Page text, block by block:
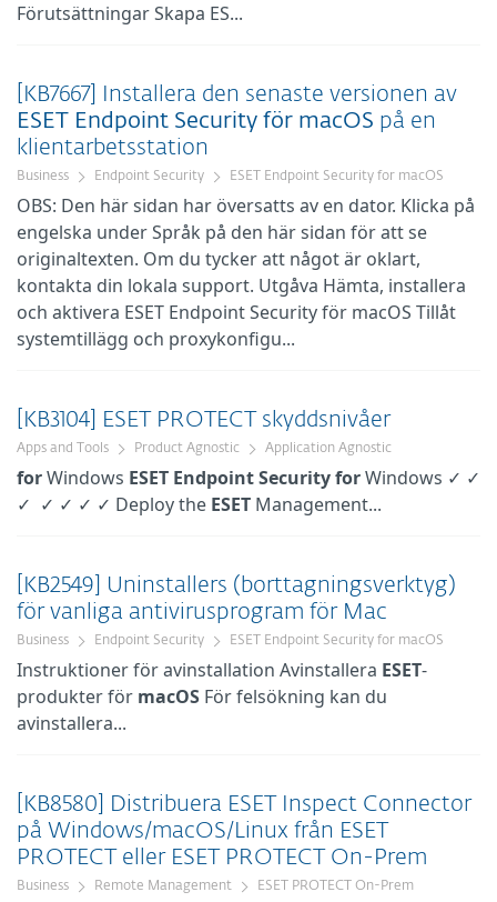
Förutsättningar Skapa ES...
[KB7667] Installera den senaste versionen av
ESET Endpoint Security för macOS på en
klientarbetsstation
Business Endpoint Security ESET Endpoint Security for macOS
OBS: Den här sidan har översatts av en dator. Klicka på
engelska under Språk på den här sidan för att se
originaltexten. Om du tycker att något är oklart,
kontakta din lokala support. Utgåva Hämta, installera
och aktivera ESET Endpoint Security för macOS Tillåt
systemtillägg och proxykonfigu...
[KB3104] ESET PROTECT skyddsnivåer
Apps and Tools Product Agnostic Application Agnostic
forWindows ESET EndpointSecurityforWindows ✓ ✓
✓ ✓ ✓ ✓ ✓ Deploy the ESET Management...
[KB2549] Uninstallers (borttagningsverktyg)
för vanliga antivirusprogram för Mac
Business Endpoint Security ESET Endpoint Security for macOS
Instruktioner för avinstallation Avinstallera ESET-
produkter för macOS För felsökning kan du
avinstallera...
[KB8580] Distribuera ESET Inspect Connector
på Windows/macOS/Linux från ESET
PROTECT eller ESET PROTECT On-Prem
Business Remote Management ESET PROTECT On-Prem